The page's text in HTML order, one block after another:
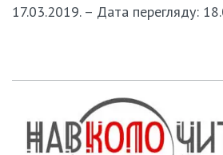
17.03.2019. – Дата перегляду: